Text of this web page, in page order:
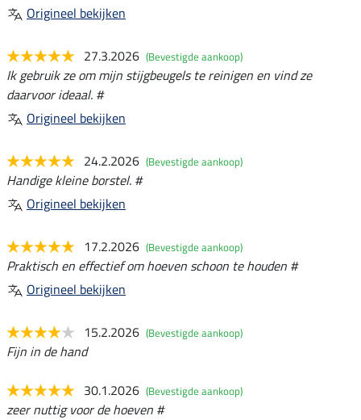
Origineel bekijken
27.3.2026 (Bevestigde aankoop)
Ik gebruik ze om mijn stijgbeugels te reinigen en vind ze
daarvoor ideaal. #
Origineel bekijken
24.2.2026 (Bevestigde aankoop)
Handige kleine borstel. #
Origineel bekijken
17.2.2026 (Bevestigde aankoop)
Praktisch en effectief om hoeven schoon te houden #
Origineel bekijken
15.2.2026 (Bevestigde aankoop)
Fijn in de hand
30.1.2026 (Bevestigde aankoop)
zeer nuttig voor de hoeven #